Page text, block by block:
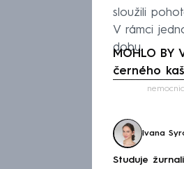
sloužili
V rámci
dobu.
MOHLO
černého
Ivana
Studuje